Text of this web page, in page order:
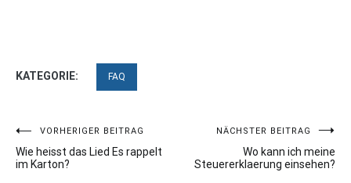
KATEGORIE: FAQ
Beitragsnavigation
VORHERIGER BEITRAG
Wie heisst das Lied Es rappelt
im Karton?
NÄCHSTER BEITRAG
Wo kann ich meine
Steuererklaerung einsehen?